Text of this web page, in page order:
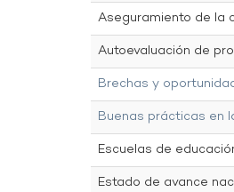
Aseguramiento de la
Autoevaluación de
Brechas y
Buenas prácticas en
Escuelas de
Estado de avance